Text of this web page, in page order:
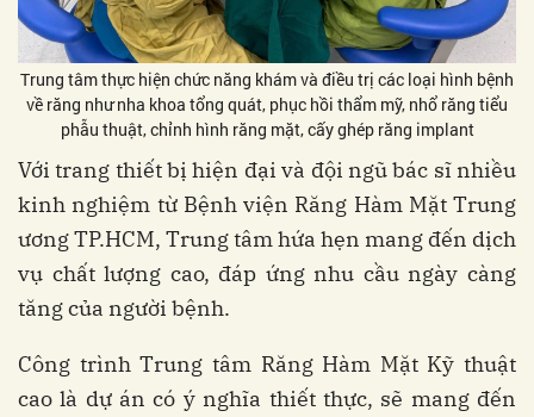
Trung tâm thực hiện chức năng khám và điều trị các loại hình bệnh
về răng như nha khoa tổng quát, phục hồi thẩm mỹ, nhổ răng tiểu
phẫu thuật, chỉnh hình răng mặt, cấy ghép răng implant
Với trang thiết bị hiện đại và đội ngũ bác sĩ nhiều
kinh nghiệm từ Bệnh viện Răng Hàm Mặt Trung
ương TP.HCM, Trung tâm hứa hẹn mang đến dịch
vụ chất lượng cao, đáp ứng nhu cầu ngày càng
tăng của người bệnh.
Công trình Trung tâm Răng Hàm Mặt Kỹ thuật
cao là dự án có ý nghĩa thiết thực, sẽ mang đến